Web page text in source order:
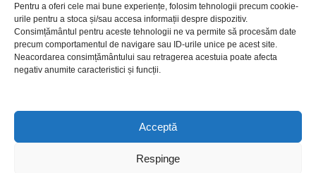
Pentru a oferi cele mai bune experiențe, folosim tehnologii precum cookie-
urile pentru a stoca și/sau accesa informații despre dispozitiv.
Consimțământul pentru aceste tehnologii ne va permite să procesăm date
precum comportamentul de navigare sau ID-urile unice pe acest site.
Neacordarea consimțământului sau retragerea acestuia poate afecta
negativ anumite caracteristici și funcții.
Acceptă
Respinge
Politica de Confidențialitate
Politica de cookies
Setări Cookie-uri
Contact